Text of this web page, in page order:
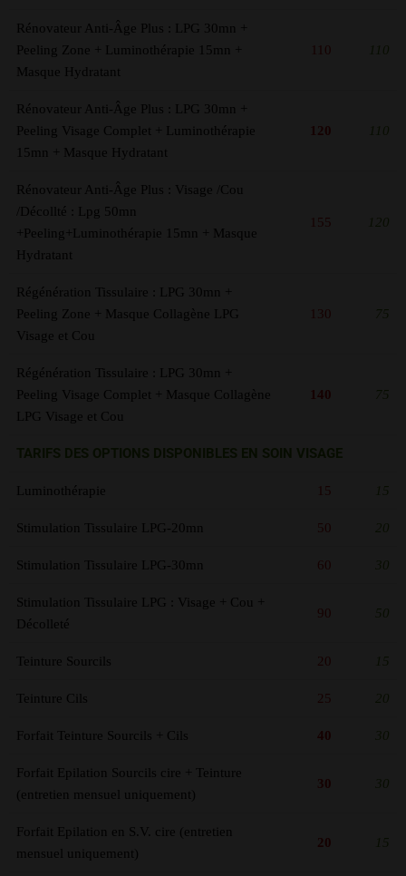
Rénovateur Anti-Âge Plus : LPG 30mn +
Peeling Zone + Luminothérapie 15mn +
Masque Hydratant
110 110
Rénovateur Anti-Âge Plus : LPG 30mn +
Peeling Visage Complet + Luminothérapie
15mn + Masque Hydratant
120 110
Rénovateur Anti-Âge Plus : Visage /Cou
/Décollté : Lpg 50mn
+Peeling+Luminothérapie 15mn + Masque
Hydratant
155 120
Régénération Tissulaire : LPG 30mn +
Peeling Zone + Masque Collagène LPG
Visage et Cou
130 75
Régénération Tissulaire : LPG 30mn +
Peeling Visage Complet + Masque Collagène
LPG Visage et Cou
140 75
TARIFS DES OPTIONS DISPONIBLES EN SOIN VISAGE
Luminothérapie 15 15
Stimulation Tissulaire LPG-20mn 50 20
Stimulation Tissulaire LPG-30mn 60 30
Stimulation Tissulaire LPG : Visage + Cou +
Décolleté
90 50
Teinture Sourcils 20 15
Teinture Cils 25 20
Forfait Teinture Sourcils + Cils 40 30
Forfait Epilation Sourcils cire + Teinture
(entretien mensuel uniquement)
30 30
Forfait Epilation en S.V. cire (entretien
mensuel uniquement)
20 15